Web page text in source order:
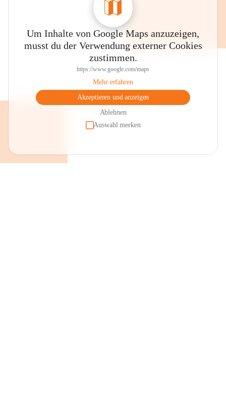
Um Inhalte von Google Maps anzuzeigen,
musst du der Verwendung externer Cookies
zustimmen.
https://www.google.com/maps
Mehr erfahren
Akzeptieren und anzeigen
Ablehnen
Auswahl merken